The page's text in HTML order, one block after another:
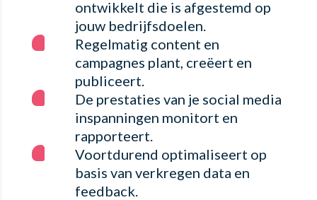
ontwikkelt die is afgestemd op
jouw bedrijfsdoelen.
Regelmatig content en
campagnes plant, creëert en
publiceert.
De prestaties van je social media
inspanningen monitort en
rapporteert.
Voortdurend optimaliseert op
basis van verkregen data en
feedback.